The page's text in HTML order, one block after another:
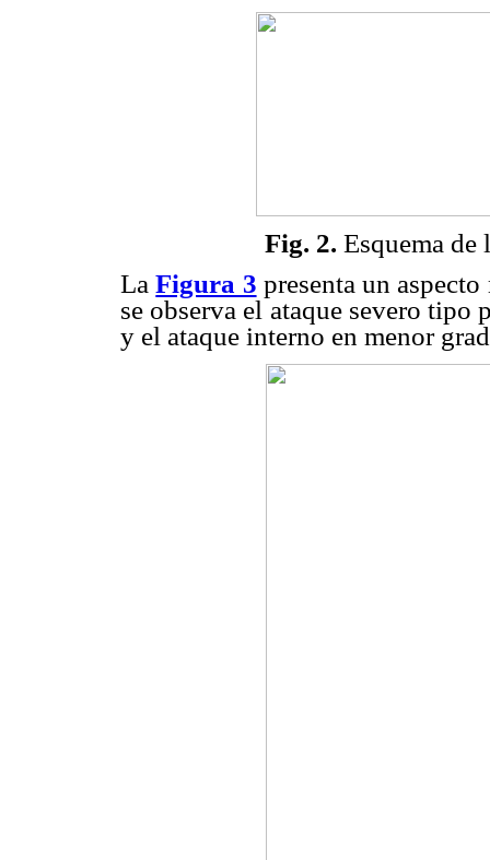
Fig. 2. Esquema de
LaFigura 3 presenta un
se observa el ataque severo
y el ataque interno en menor